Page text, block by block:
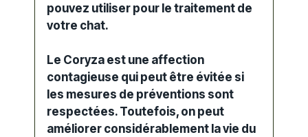
pouvez utiliser pour le traitement de
votre chat.
Le Coryza est une affection
contagieuse qui peut être évitée si
les mesures de préventions sont
respectées. Toutefois, on peut
améliorer considérablement la vie du